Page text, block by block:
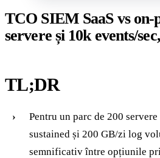
TCO SIEM SaaS vs on-
servere și 10k events/
TL;DR
Pentru un parc de 200
sustained și 200 GB/zi log
semnificativ între opțiunile